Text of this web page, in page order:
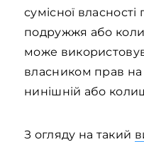
сумісної
подружжя або
може
власником прав
нинішній або
З огляду на такий